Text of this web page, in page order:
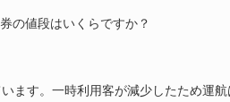
の値段はいくらですか？
ます。一時利用客が減少したため運